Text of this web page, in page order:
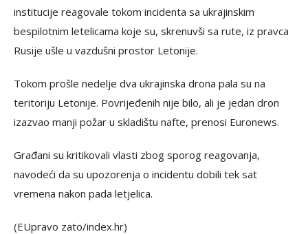
institucije reagovale tokom incidenta sa ukrajinskim
bespilotnim letelicama koje su, skrenuvši sa rute, iz pravca
Rusije ušle u vazdušni prostor Letonije.
Tokom prošle nedelje dva ukrajinska drona pala su na
teritoriju Letonije. Povrijeđenih nije bilo, ali je jedan dron
izazvao manji požar u skladištu nafte, prenosi Euronews.
Građani su kritikovali vlasti zbog sporog reagovanja,
navodeći da su upozorenja o incidentu dobili tek sat
vremena nakon pada letjelica.
(EUpravo zato/index.hr)